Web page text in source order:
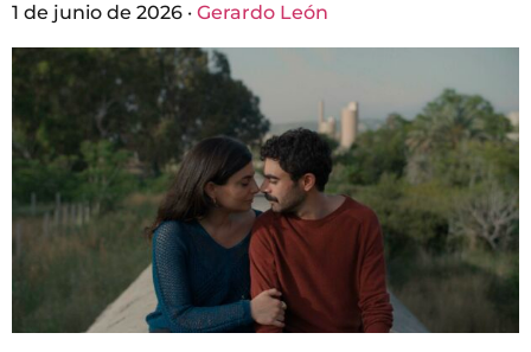
1 de junio de 2026 · Gerardo León